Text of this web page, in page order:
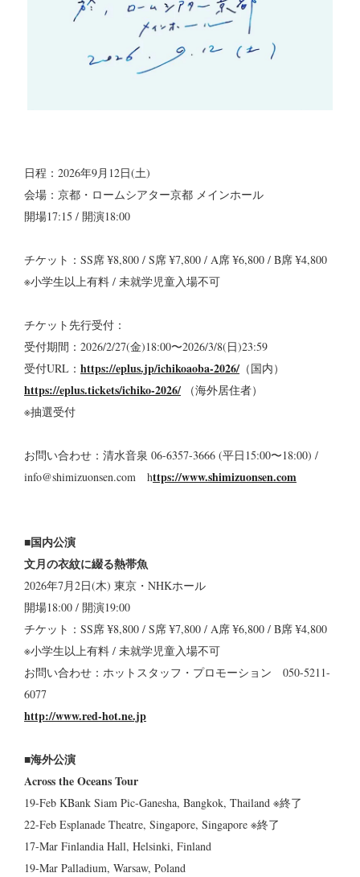
日程：2026年9月12日(土)
会場：京都・ロームシアター京都 メインホール
開場17:15 / 開演18:00
チケット：SS席 ¥8,800 / S席 ¥7,800 / A席 ¥6,800 / B席 ¥4,800
※⼩学⽣以上有料 / 未就学児童⼊場不可
チケット先行受付：
受付期間：2026/2/27(金)18:00〜2026/3/8(日)23:59
受付URL： https://eplus.jp/ichikoaoba-2026/ （国内）
https://eplus.tickets/ichiko-2026/ （海外居住者）
※抽選受付
お問い合わせ：清⽔⾳泉 06-6357-3666 (平⽇15:00〜18:00) /
info@shimizuonsen.com https://www.shimizuonsen.com
■国内公演
文月の衣紋に綴る熱帯魚
2026年7月2日(木) 東京・NHKホール
開場18:00 / 開演19:00
チケット：SS席 ¥8,800 / S席 ¥7,800 / A席 ¥6,800 / B席 ¥4,800
※⼩学⽣以上有料 / 未就学児童⼊場不可
お問い合わせ：ホットスタッフ・プロモーション 050-5211-
6077
http://www.red-hot.ne.jp
■海外公演
Across the Oceans Tour
19-Feb KBank Siam Pic-Ganesha, Bangkok, Thailand ※終了
22-Feb Esplanade Theatre, Singapore, Singapore ※終了
17-Mar Finlandia Hall, Helsinki, Finland
19-Mar Palladium, Warsaw, Poland